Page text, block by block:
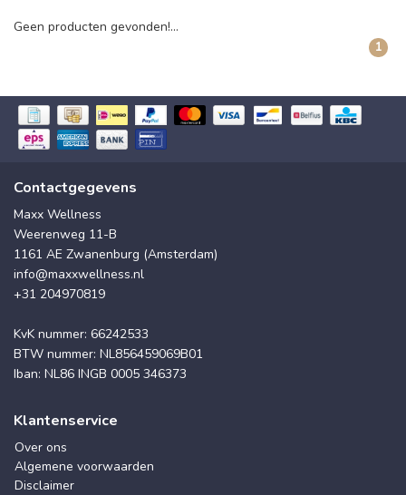
Geen producten gevonden!...
1
Contactgegevens
Maxx Wellness
Weerenweg 11-B
1161 AE Zwanenburg (Amsterdam)
info@maxxwellness.nl
+31 204970819
KvK nummer: 66242533
BTW nummer: NL856459069B01
Iban: NL86 INGB 0005 346373
Klantenservice
Over ons
Algemene voorwaarden
Disclaimer